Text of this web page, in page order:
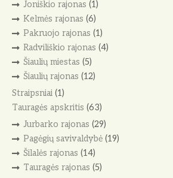
Joniškio rajonas (1)
Kelmės rajonas (6)
Pakruojo rajonas (1)
Radviliškio rajonas (4)
Šiaulių miestas (5)
Šiaulių rajonas (12)
Straipsniai (1)
Tauragės apskritis (63)
Jurbarko rajonas (29)
Pagėgių savivaldybė(19)
Šilalės rajonas (14)
Tauragės rajonas (5)